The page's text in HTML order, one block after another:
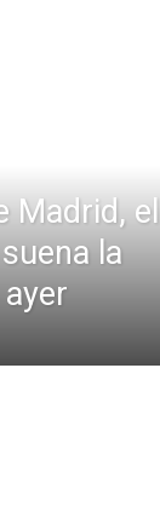
Madrid, el
la